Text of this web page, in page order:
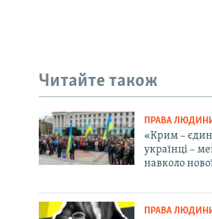
Читайте також
ПРАВА
«Крим –
українці –
навколо
ПРАВА